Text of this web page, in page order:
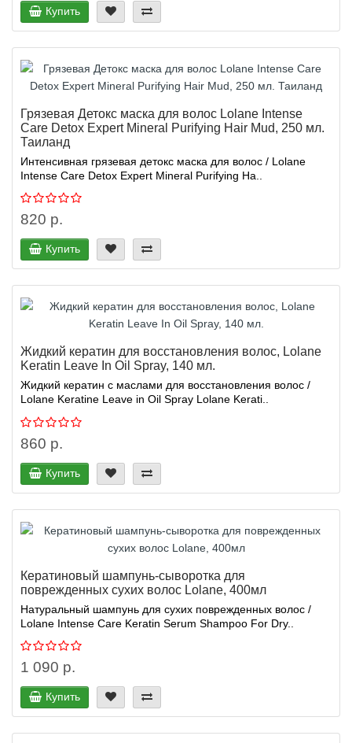
Купить
Грязевая Детокс маска для волос Lolane Intense
Care Detox Expert Mineral Purifying Hair Mud, 250 мл.
Таиланд
Интенсивная грязевая детокс маска для волос / Lolane
Intense Care Detox Expert Mineral Purifying Ha..
820 р.
Купить
Жидкий кератин для восстановления волос, Lolane
Keratin Leave In Oil Spray, 140 мл.
Жидкий кератин с маслами для восстановления волос /
Lolane Keratine Leave in Oil Spray Lolane Kerati..
860 р.
Купить
Кератиновый шампунь-сыворотка для
поврежденных сухих волос Lolane, 400мл
Натуральный шампунь для сухих поврежденных волос /
Lolane Intense Care Keratin Serum Shampoo For Dry..
1 090 р.
Купить